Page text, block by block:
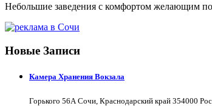
Небольшие заведения с комфортом желающим
Новые Записи
Камера Хранения Вокзала
Горького 56А Сочи, Краснодарский край 354000